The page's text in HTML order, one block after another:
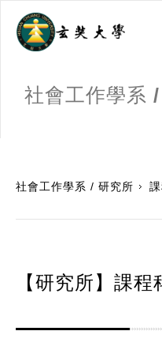
社會工作學系
社會工作學系 / 研究所
【研究所】課程